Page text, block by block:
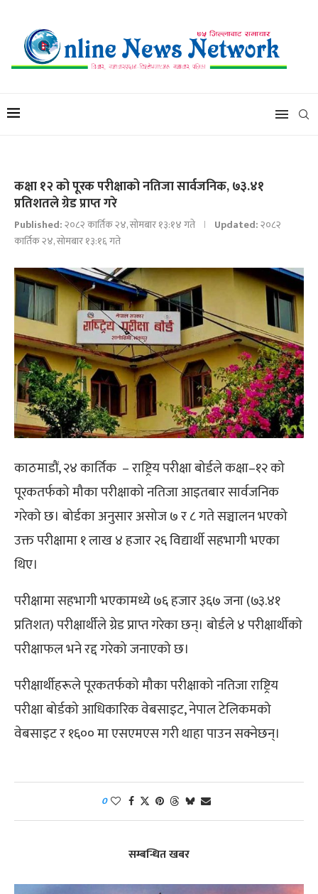
कक्षा १२ को पूरक परीक्षाको नतिजा सार्वजनिक, ७३.४१
प्रतिशतले ग्रेड प्राप्त गरे
Published:२०८२ कार्तिक २४, सोमबार १३:१४ गते Updated:२०८२
कार्तिक २४, सोमबार १३:१६ गते
काठमाडौं, २४ कार्तिक – राष्ट्रिय परीक्षा बोर्डले कक्षा–१२ को
पूरकतर्फको मौका परीक्षाको नतिजा आइतबार सार्वजनिक
गरेको छ। बोर्डका अनुसार असोज ७ र ८ गते सञ्चालन भएको
उक्त परीक्षामा १ लाख ४ हजार २६ विद्यार्थी सहभागी भएका
थिए।
परीक्षामा सहभागी भएकामध्ये ७६ हजार ३६७ जना (७३.४१
प्रतिशत) परीक्षार्थीले ग्रेड प्राप्त गरेका छन्। बोर्डले ४ परीक्षार्थीको
परीक्षाफल भने रद्द गरेको जनाएको छ।
परीक्षार्थीहरूले पूरकतर्फको मौका परीक्षाको नतिजा राष्ट्रिय
परीक्षा बोर्डको आधिकारिक वेबसाइट, नेपाल टेलिकमको
वेबसाइट र १६०० मा एसएमएस गरी थाहा पाउन सक्नेछन्।
0
सम्बन्धित खबर